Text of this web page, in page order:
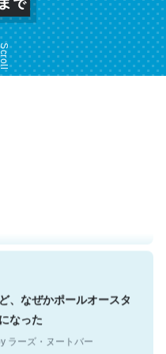
Scroll
なんだろうなと凄く思
もお勧め。自分はこの流
Covid hit. Shit.
ラーズ・ヌートバー
、なぜかポールオースタ
なった
ラーズ・ヌートバー